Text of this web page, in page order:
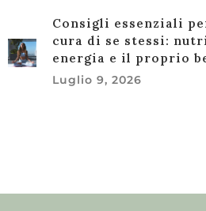
Consigli essenziali
cura di se stessi:
energia e il proprio
Luglio 9, 2026